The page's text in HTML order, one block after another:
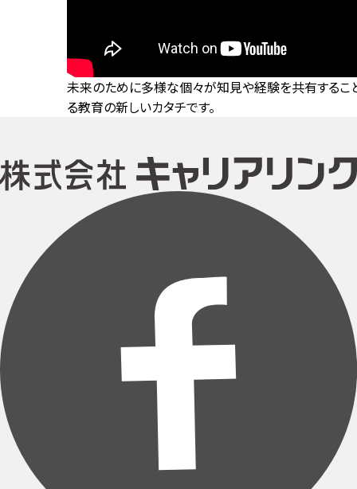
未来のために多様な個々が知見や経験を共有するこ
る教育の新しいカタチです。